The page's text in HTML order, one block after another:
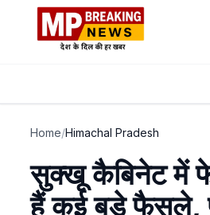
Home/Himachal Pradesh
सुक्खू कैबिनेट में
हैं कई बड़े फैसले,